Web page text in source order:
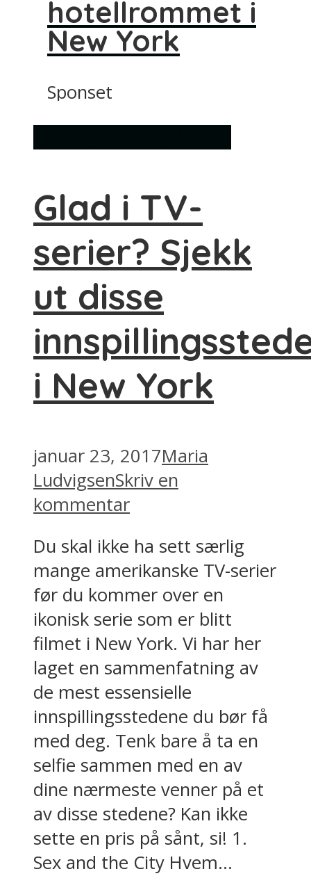
hotellrommet i
New York
Sponset
Glad i TV-
serier? Sjekk
ut disse
i New York
januar 23, 2017Maria
LudvigsenSkriv en
kommentar
Du skal ikke ha sett særlig
mange amerikanske TV-serier
før du kommer over en
ikonisk serie som er blitt
filmet i New York. Vi har her
laget en sammenfatning av
de mest essensielle
innspillingsstedene du bør få
med deg. Tenk bare å ta en
selfie sammen med en av
dine nærmeste venner på et
av disse stedene? Kan ikke
sette en pris på sånt, si! 1.
Sex and the City Hvem...